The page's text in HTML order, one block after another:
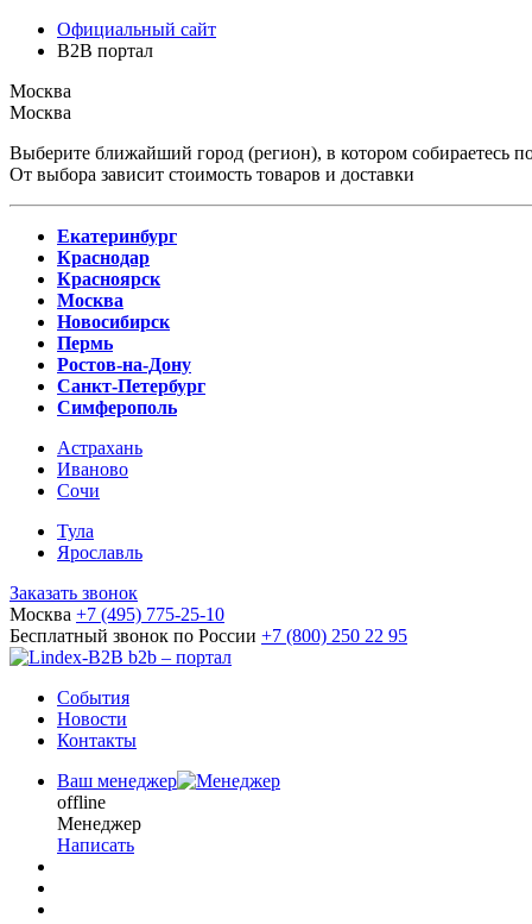
Официальный сайт
B2B портал
Москва
Москва
Выберите ближайший город (регион), в котором собираетесь
От выбора зависит стоимость товаров и доставки
Екатеринбург
Краснодар
Красноярск
Москва
Новосибирск
Пермь
Ростов-на-Дону
Санкт-Петербург
Симферополь
Астрахань
Иваново
Сочи
Тула
Ярославль
Заказать звонок
Москва +7 (495) 775-25-10
Бесплатный звонок по России +7 (800) 250 22 95
b2b – портал
События
Новости
Контакты
Ваш менеджер
offline
Менеджер
Написать